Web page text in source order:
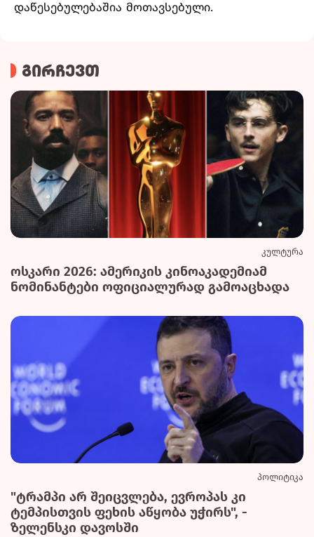
დაწესებულებაშია მოთავსებული.
გირჩევთ
კულტურა
ოსკარი 2026: ამერიკის კინოაკადემიამ
ნომინანტები ოფიციალურად გამოაცხადა
პოლიტიკა
"ტრამპი არ შეიცვლება, ევროპას კი
ტემპისთვის ფეხის აწყობა უჭირს", -
ზელენსკი დავოსში